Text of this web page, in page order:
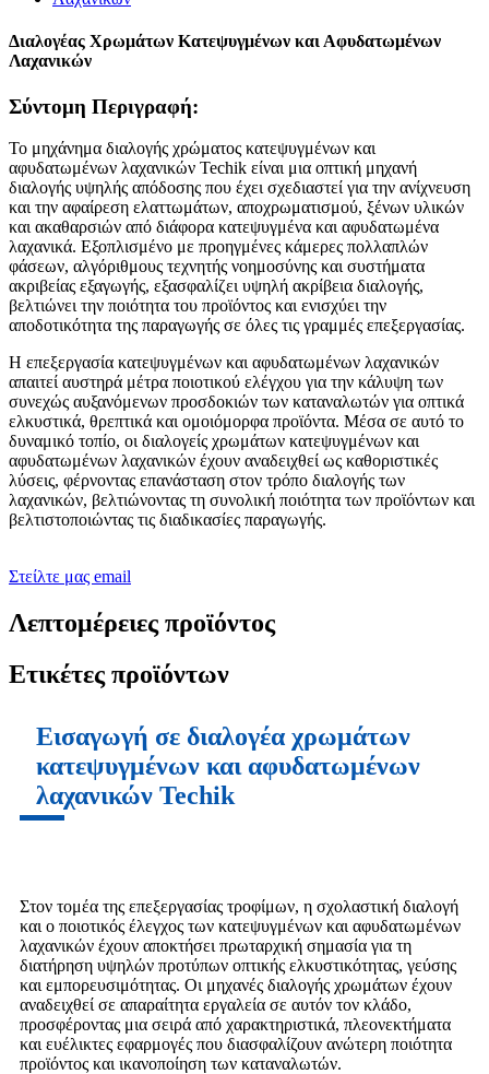
Διαλογέας Χρωμάτων Κατεψυγμένων και Αφυδατωμένων
Λαχανικών
Σύντομη Περιγραφή:
Το μηχάνημα διαλογής χρώματος κατεψυγμένων και
αφυδατωμένων λαχανικών Techik είναι μια οπτική μηχανή
διαλογής υψηλής απόδοσης που έχει σχεδιαστεί για την ανίχνευση
και την αφαίρεση ελαττωμάτων, αποχρωματισμού, ξένων υλικών
και ακαθαρσιών από διάφορα κατεψυγμένα και αφυδατωμένα
λαχανικά. Εξοπλισμένο με προηγμένες κάμερες πολλαπλών
φάσεων, αλγόριθμους τεχνητής νοημοσύνης και συστήματα
ακριβείας εξαγωγής, εξασφαλίζει υψηλή ακρίβεια διαλογής,
βελτιώνει την ποιότητα του προϊόντος και ενισχύει την
αποδοτικότητα της παραγωγής σε όλες τις γραμμές επεξεργασίας.
Η επεξεργασία κατεψυγμένων και αφυδατωμένων λαχανικών
απαιτεί αυστηρά μέτρα ποιοτικού ελέγχου για την κάλυψη των
συνεχώς αυξανόμενων προσδοκιών των καταναλωτών για οπτικά
ελκυστικά, θρεπτικά και ομοιόμορφα προϊόντα. Μέσα σε αυτό το
δυναμικό τοπίο, οι διαλογείς χρωμάτων κατεψυγμένων και
αφυδατωμένων λαχανικών έχουν αναδειχθεί ως καθοριστικές
λύσεις, φέρνοντας επανάσταση στον τρόπο διαλογής των
λαχανικών, βελτιώνοντας τη συνολική ποιότητα των προϊόντων και
βελτιστοποιώντας τις διαδικασίες παραγωγής.
Στείλτε μας email
Λεπτομέρειες προϊόντος
Ετικέτες προϊόντων
Εισαγωγή σε διαλογέα χρωμάτων
κατεψυγμένων και αφυδατωμένων
λαχανικών Techik
Στον τομέα της επεξεργασίας τροφίμων, η σχολαστική διαλογή
και ο ποιοτικός έλεγχος των κατεψυγμένων και αφυδατωμένων
λαχανικών έχουν αποκτήσει πρωταρχική σημασία για τη
διατήρηση υψηλών προτύπων οπτικής ελκυστικότητας, γεύσης
και εμπορευσιμότητας. Οι μηχανές διαλογής χρωμάτων έχουν
αναδειχθεί σε απαραίτητα εργαλεία σε αυτόν τον κλάδο,
προσφέροντας μια σειρά από χαρακτηριστικά, πλεονεκτήματα
και ευέλικτες εφαρμογές που διασφαλίζουν ανώτερη ποιότητα
προϊόντος και ικανοποίηση των καταναλωτών.